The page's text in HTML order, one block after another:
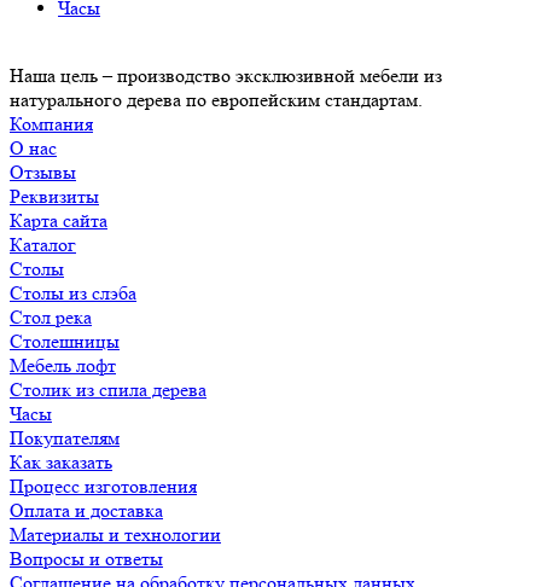
Часы
Наша цель – производство эксклюзивной мебели из
натурального дерева по европейским стандартам.
Компания
О нас
Отзывы
Реквизиты
Карта сайта
Каталог
Столы
Столы из слэба
Стол река
Столешницы
Мебель лофт
Столик из спила дерева
Часы
Покупателям
Как заказать
Процесс изготовления
Оплата и доставка
Материалы и технологии
Вопросы и ответы
Соглашение на обработку персональных данных